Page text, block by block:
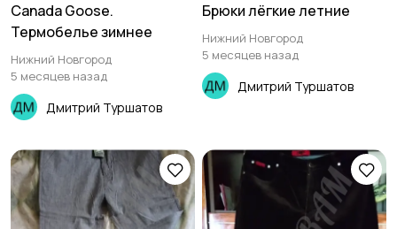
Canada Goose.
Термобелье зимнее
Нижний Новгород
5 месяцев назад
Дмитрий Туршатов
Брюки лёгкие летние
Нижний Новгород
5 месяцев назад
Дмитрий Туршатов